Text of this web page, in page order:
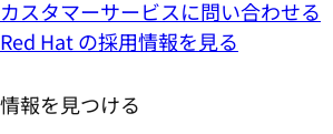
カスタマーサービスに問い合わせる
Red Hat の採用情報を見る
情報を見つける